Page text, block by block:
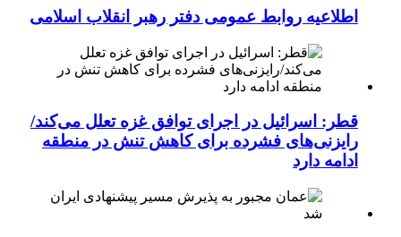
اطلاعیه روابط عمومی دفتر رهبر انقلاب اسلامی
قطر: اسرائیل در اجرای توافق غزه تعلل می‌کند/
رایزنی‌های فشرده برای کاهش تنش در منطقه
ادامه دارد